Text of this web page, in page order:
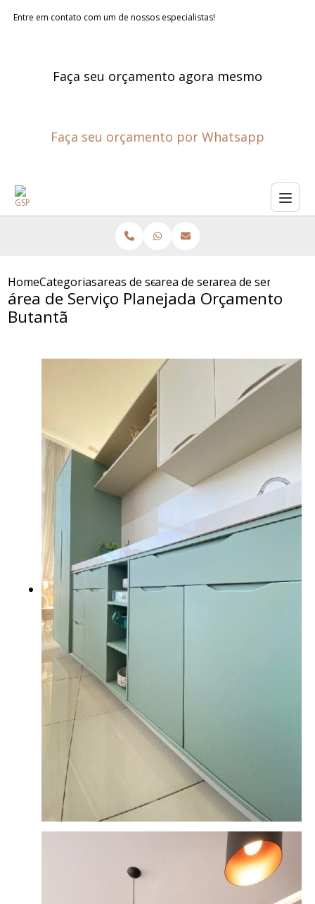
Entre em contato com um de nossos especialistas!
Faça seu orçamento agora mesmo
Faça seu orçamento por Whatsapp
HomeCategoriasareas de servico planejadas
area de servico sob medida
area de servico
área de Serviço Planejada Orçamento
Butantã